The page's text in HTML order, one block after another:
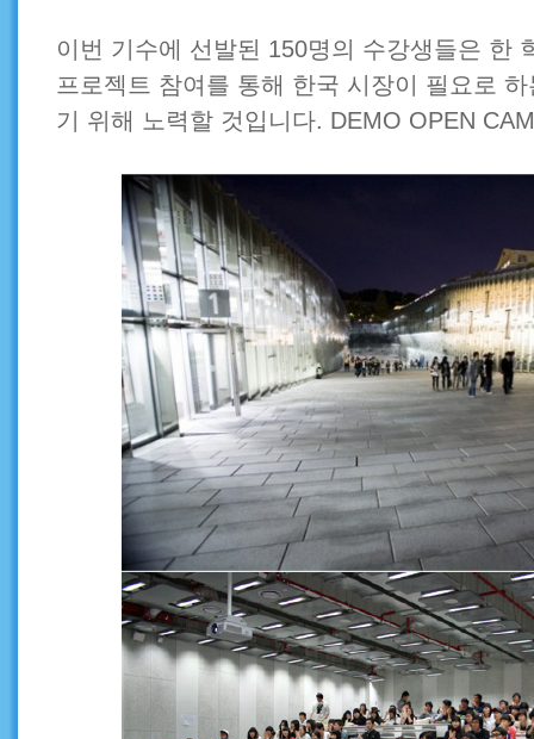
이번 기수에 선발된 150명의 수강생들은 한
프로젝트 참여를 통해 한국 시장이 필요로
기 위해 노력할 것입니다. DEMO OPEN